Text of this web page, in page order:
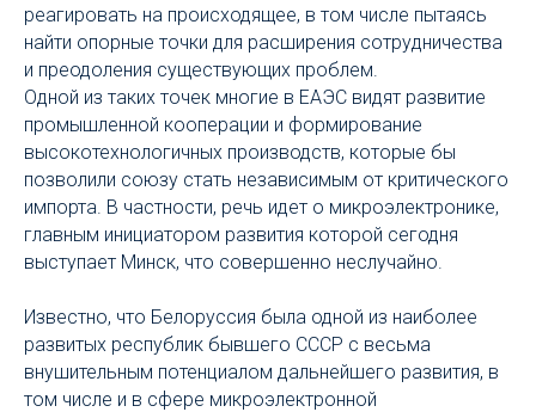
реагировать на происходящее, в том числе пытаясь
найти опорные точки для расширения сотрудничества
и преодоления существующих проблем.
Одной из таких точек многие в ЕАЭС видят развитие
промышленной кооперации и формирование
высокотехнологичных производств, которые бы
позволили союзу стать независимым от критического
импорта. В частности, речь идет о микроэлектронике,
главным инициатором развития которой сегодня
выступает Минск, что совершенно неслучайно.
Известно, что Белоруссия была одной из наиболее
развитых республик бывшего СССР с весьма
внушительным потенциалом дальнейшего развития, в
том числе и в сфере микроэлектронной